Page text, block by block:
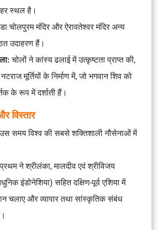
स्थल है।
चोलपुरम मंदिर और ऐरावतेश्वर मंदिर अन्य
उदाहरण हैं।
चोलों ने कांस्य ढलाई में उत्कृष्टता प्राप्त की,
मूर्तियों के निर्माण में, जो भगवान शिव को
के रूप में दर्शाती हैं।
विस्तार
समय विश्व की सबसे शक्तिशाली नौसेनाओं में
ने श्रीलंका, मालदीव एवं श्रीविजय
इंडोनेशिया) सहित दक्षिण-पूर्व एशिया में
चलाए और व्यापार तथा सांस्कृतिक संबंध